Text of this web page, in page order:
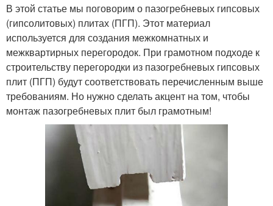
В этой статье мы поговорим о пазогребневых гипсовых
(гипсолитовых) плитах (ПГП). Этот материал
используется для создания межкомнатных и
межквартирных перегородок. При грамотном подходе к
строительству перегородки из пазогребневых гипсовых
плит (ПГП) будут соответствовать перечисленным выше
требованиям. Но нужно сделать акцент на том, чтобы
монтаж пазогребневых плит был грамотным!